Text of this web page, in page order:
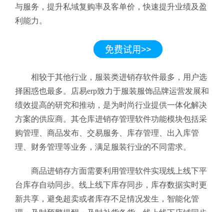
与服务，提升私域复购率及客单价，快速提升业绩及盈
利能力。
相较于其他行业，服装类进销存软件最多，用户选
择困惑也最多。店易erp致力于服装服饰品牌运营发展和
绩效提高的研究和推动，是为时尚行业提供一体化解决
方案的供应商。其仓库进销存管理软件功能模块包括采
购管理、商品发布、交易服务、库存管理、出入库管
理、财务管理等业务，满足服装行业的不同需求。
商品进销存方面需要利用管理软件实现线上线下平
台库存自动同步。线上线下库存同步，库存数据实时更
新共享，避免超卖或者库存不足情况发生，智能化管